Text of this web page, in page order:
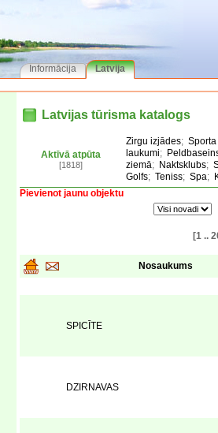
Informācija Latvija
Latvijas tūrisma katalogs
Aktīvā atpūta
[1818]
Zirgu izjādes;
laukumi;
ziemā; Naktsklubs;
Golfs; Teniss; Spa;
Pievienot jaunu objektu
[1 ..
Nosaukums
SPICĪTE
DZIRNAVAS